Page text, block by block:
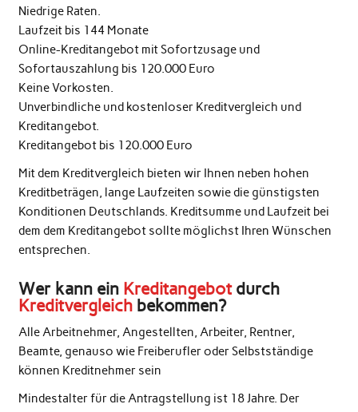
Niedrige Raten.
Laufzeit bis 144 Monate
Online-Kreditangebot mit Sofortzusage und
Sofortauszahlung bis 120.000 Euro
Keine Vorkosten.
Unverbindliche und kostenloser Kreditvergleich und
Kreditangebot.
Kreditangebot bis 120.000 Euro
Mit dem Kreditvergleich bieten wir Ihnen neben hohen
Kreditbeträgen, lange Laufzeiten sowie die günstigsten
Konditionen Deutschlands. Kreditsumme und Laufzeit bei
dem dem Kreditangebot sollte möglichst Ihren Wünschen
entsprechen.
Wer kann ein Kreditangebotdurch
Kreditvergleichbekommen?
Alle Arbeitnehmer, Angestellten, Arbeiter, Rentner,
Beamte, genauso wie Freiberufler oder Selbstständige
können Kreditnehmer sein
Mindestalter für die Antragstellung ist 18 Jahre. Der